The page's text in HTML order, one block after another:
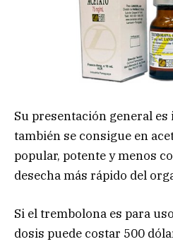
Su presentación general
también se consigue en
popular, potente y menos
desecha más rápido del
Si el trembolona es para
dosis puede costar 500